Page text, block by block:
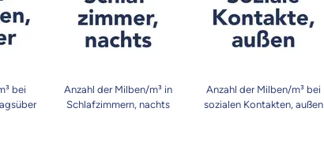
bei
Anzahl der Milben/m³ in
Schlafzimmern, nachts
Anzahl der Milben/m³ bei
sozialen Kontakten, außen
Markt
Versicherungen zu verstehen